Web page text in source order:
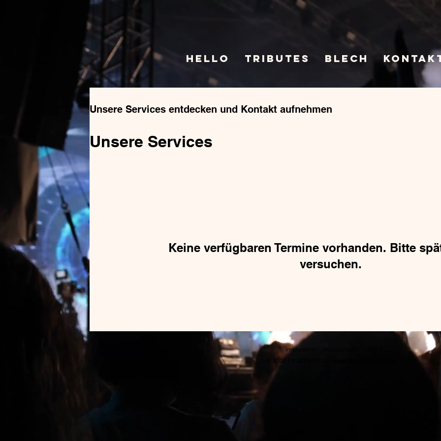
Unsere Services entdecken und Kontakt aufnehmen
Unsere Services
Keine verfügbaren Termine vorhanden. Bitte
versuchen.
HELLO Tributes BLECH
Impressum
© 2026 FK BOOKING by